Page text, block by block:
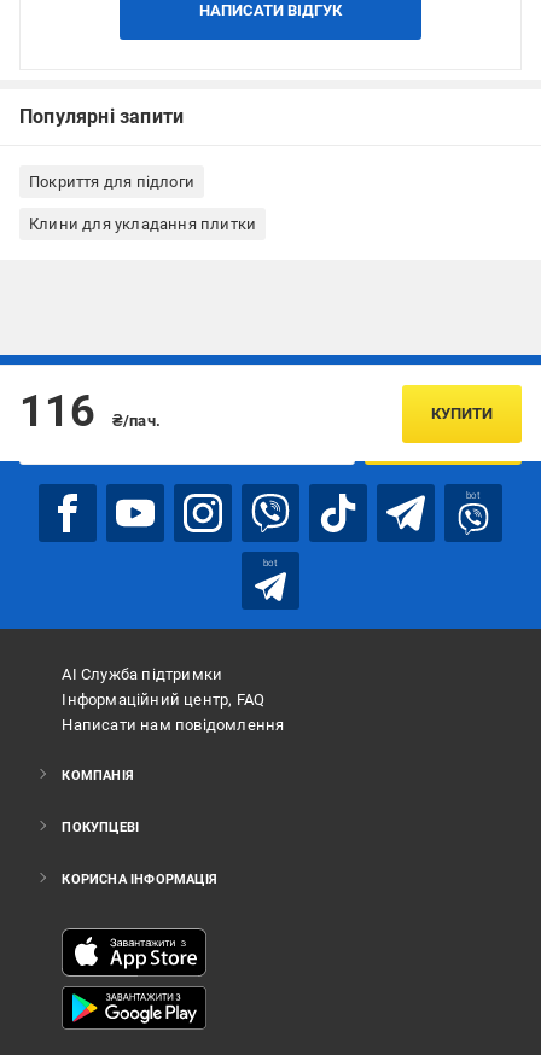
НАПИСАТИ ВІДГУК
Популярні запити
Покриття для підлоги
Клини для укладання плитки
116 ₴/пач. КУПИТИ
Підписуйтесь, щоб дізнаватись першим про акції та пропозиції
ПІДПИСАТИСЯ
bot
bot
АІ Служба підтримки
Інформаційний центр, FAQ
Написати нам повідомлення
КОМПАНІЯ
ПОКУПЦЕВІ
КОРИСНА ІНФОРМАЦІЯ